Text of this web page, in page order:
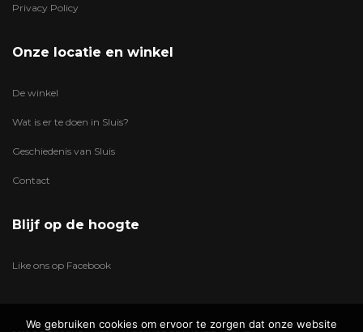
Privacy Policy
Onze locatie en winkel
De winkel
Wat is er te doen in Sluis?
Geschiedenis van Sluis
Contact
Blijf op de hoogte
Like ons op Facebook
We gebruiken cookies om ervoor te zorgen dat onze website